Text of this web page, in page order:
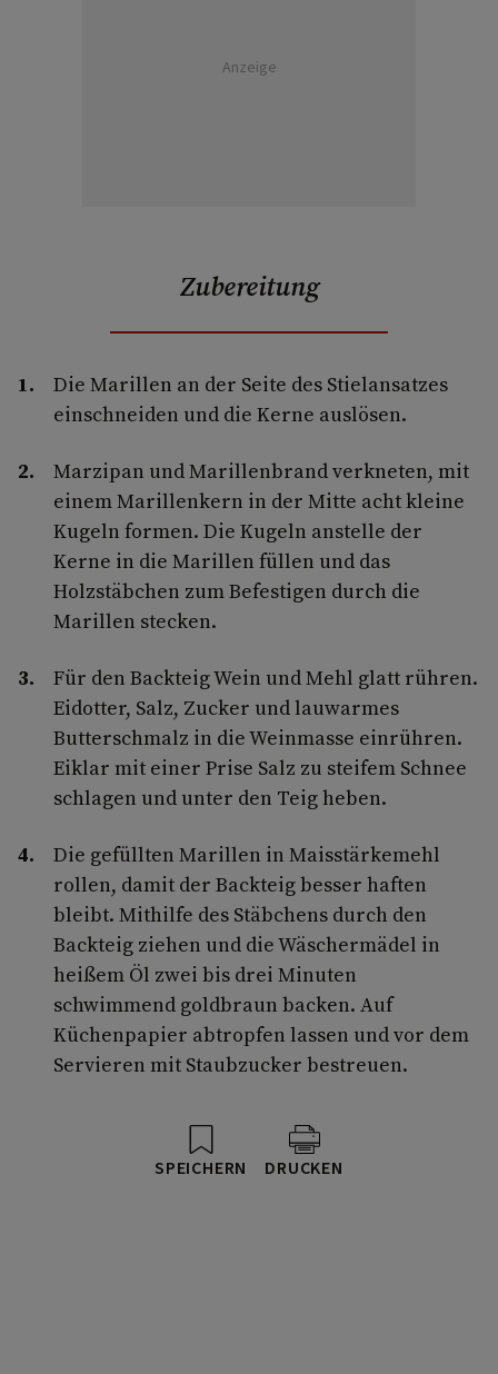
Anzeige
Zubereitung
Die Marillen an der Seite des Stielansatzes
einschneiden und die Kerne auslösen.
Marzipan und Marillenbrand verkneten, mit
einem Marillenkern in der Mitte acht kleine
Kugeln formen. Die Kugeln anstelle der
Kerne in die Marillen füllen und das
Holzstäbchen zum Befestigen durch die
Marillen stecken.
Für den Backteig Wein und Mehl glatt rühren.
Eidotter, Salz, Zucker und lauwarmes
Butterschmalz in die Weinmasse einrühren.
Eiklar mit einer Prise Salz zu steifem Schnee
schlagen und unter den Teig heben.
Die gefüllten Marillen in Maisstärkemehl
rollen, damit der Backteig besser haften
bleibt. Mithilfe des Stäbchens durch den
Backteig ziehen und die Wäschermädel in
heißem Öl zwei bis drei Minuten
schwimmend goldbraun backen. Auf
Küchenpapier abtropfen lassen und vor dem
Servieren mit Staubzucker bestreuen.
SPEICHERN DRUCKEN